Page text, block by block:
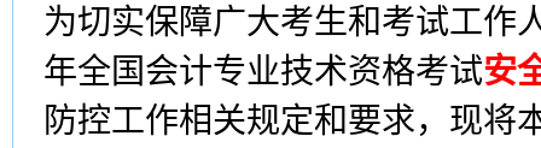
为切实保障广大考生和考试工作
年全国会计专业技术资格考试安
防控工作相关规定和要求，现将